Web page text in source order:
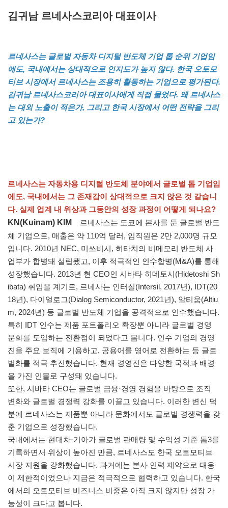
김귀남 르네사스코리아 대표이사
르네사스는 글로벌 자동차 디지털 반도체 기업 톱 순위 기업임
에도, 국내에서는 상대적으로 인지도가 높지 않다. 한국 오토모
티브 시장에서 르네사스는 조용히 활동하는 기업으로 평가된다.
김귀남 르네사스코리아 대표이사에게 직접 물었다. 왜 르네사스
는 대외 노출이 적은가, 그리고 한국 시장에서 어떤 전략을 그리
고 있는가?
르네사스는 자동차용 디지털 반도체 분야에서 글로벌 톱 기업임
에도, 국내에서는 그 존재감이 상대적으로 크지 않은 것 같습니
다. 실제 업계 내 위상과 그동안의 성장 과정이 어떻게 되나요?
KN(Kuinam) KIM
르네사스는 도쿄에 본사를 둔 글로벌 반도
체 기업으로, 매출은 약 110억 달러, 임직원은 2만 2,000명 규모
입니다. 2010년 NEC, 미쓰비시, 히타치의 비메모리 반도체 사
업부가 합병돼 설립됐고, 이후 적극적인 인수합병(M&A)를 통해
성장했습니다. 2013년 현 CEO인 시바타 히데토시(Hidetoshi Sh
ibata) 취임을 계기로, 르네사는 인터실(Intersil, 2017년), IDT(20
18년), 다이얼로그(Dialog Semiconductor, 2021년), 알티움(Altiu
m, 2024년) 등 글로벌 반도체 기업을 공격적으로 인수했습니다.
특히 IDT 인수는 제품 포트폴리오 확장뿐 아니라 글로벌 경영
문화를 도입하는 전환점이 되었다고 봅니다. 인수 기업의 경영
진을 주요 보직에 기용하고, 공용어를 영어로 전환하는 등 글로
벌화를 적극 추진했습니다. 현재 경영진은 다양한 국적과 배경
을 가진 인물로 구성돼 있습니다.
또한, 시바타 CEO는 글로벌 금융·경영 경험을 바탕으로 조직
변화와 글로벌 경쟁력 강화를 이끌고 있습니다. 이러한 변신 덕
분에 르네사스는 제품뿐 아니라 문화에서도 글로벌 경쟁력을 갖
춘 기업으로 성장했습니다.
국내에서는 현대차·기아가 글로벌 판매량 및 수익성 기준 톱3를
기록하면서 위상이 높아진 만큼, 르네사스도 한국 오토모티브
시장 지원을 강화했습니다. 과거에는 본사 인력 제약으로 대응
이 제한적이었으나 지금은 적극적으로 협력하고 있습니다. 한국
에서의 오토모티브 비즈니스 비중은 아직 크지 않지만 성장 가
능성이 크다고 봅니다.